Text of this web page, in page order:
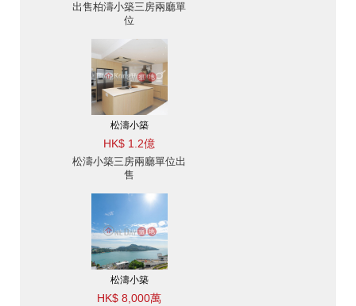
出售柏濤小築三房兩廳單
位
松濤小築
HK$ 1.2億
松濤小築三房兩廳單位出
售
松濤小築
HK$ 8,000萬